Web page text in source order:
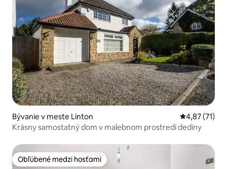
Bývanie v meste Linton Priemerné
4,87 (71)
Krásny samostatný dom v malebnom prostredí dediny
Obľúbené medzi hosťami
Obľúbené medzi hosťami